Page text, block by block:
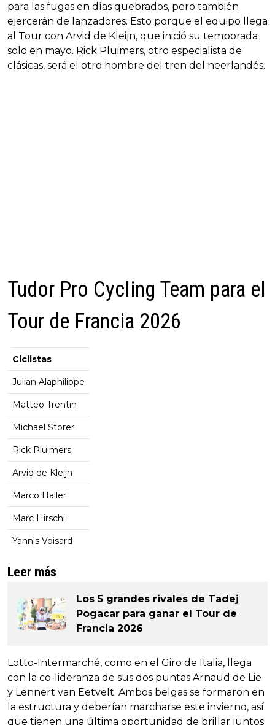
para las fugas en días quebrados, pero también
ejercerán de lanzadores. Esto porque el equipo llega
al Tour con Arvid de Kleijn, que inició su temporada
solo en mayo. Rick Pluimers, otro especialista de
clásicas, será el otro hombre del tren del neerlandés.
Tudor Pro Cycling Team para el
Tour de Francia 2026
Ciclistas
Julian Alaphilippe
Matteo Trentin
Michael Storer
Rick Pluimers
Arvid de Kleijn
Marco Haller
Marc Hirschi
Yannis Voisard
Leer más
Los 5 grandes rivales de Tadej
Pogacar para ganar el Tour de
Francia 2026
Lotto-Intermarché, como en el Giro de Italia, llega
con la co-lideranza de sus dos puntas Arnaud de Lie
y Lennert van Eetvelt. Ambos belgas se formaron en
la estructura y deberían marcharse este invierno, así
que tienen una última oportunidad de brillar juntos